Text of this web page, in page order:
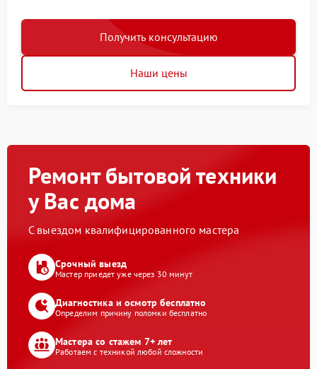
Получить консультацию
Наши цены
Ремонт бытовой техники
у Вас дома
С выездом квалифицированного мастера
Срочный выезд
Мастер приедет уже через 30 минут
Диагностика и осмотр бесплатно
Определим причину поломки бесплатно
Мастера со стажем 7+ лет
Работаем с техникой любой сложности